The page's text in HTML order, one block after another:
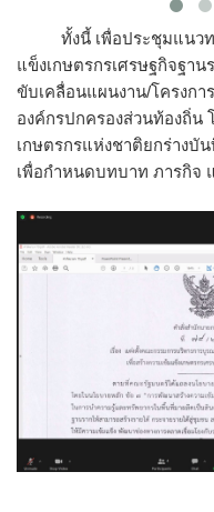
ทั้งนี้ เพื่อประชุมแนวทา
แข็งเกษตรกรเศรษฐกิจฐา
ขับเคลื่อนแผนงาน/โครงกา
องค์กรปกครองส่วนท้องถิ่น
เกษตรกรแห่งชาติยกร่างบั
เพื่อกำหนดบทบาท ภารกิจ